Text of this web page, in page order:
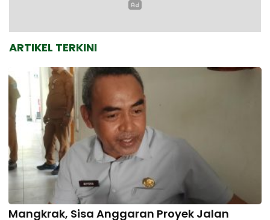
ARTIKEL TERKINI
Mangkrak, Sisa Anggaran Proyek Jalan